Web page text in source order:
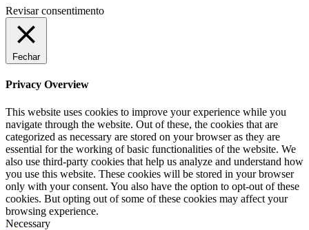
Revisar consentimento
Fechar
Privacy Overview
This website uses cookies to improve your experience while you
navigate through the website. Out of these, the cookies that are
categorized as necessary are stored on your browser as they are
essential for the working of basic functionalities of the website. We
also use third-party cookies that help us analyze and understand how
you use this website. These cookies will be stored in your browser
only with your consent. You also have the option to opt-out of these
cookies. But opting out of some of these cookies may affect your
browsing experience.
Necessary